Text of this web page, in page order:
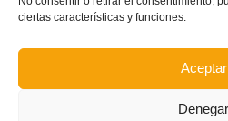
ciertas características y funciones.
Aceptar
Denegar